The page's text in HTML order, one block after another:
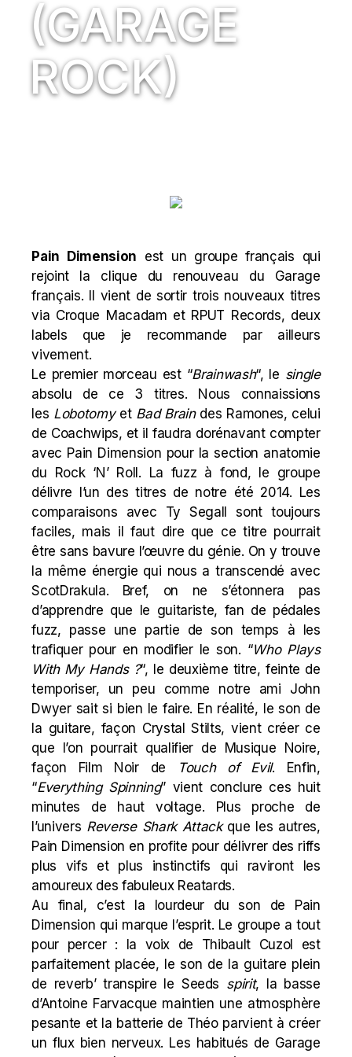
(GARAGE
ROCK)
Pain Dimension est un groupe français qui
rejoint la clique du renouveau du Garage
français. Il vient de sortir trois nouveaux titres
via Croque Macadam et RPUT Records, deux
labels que je recommande par ailleurs
vivement.
Le premier morceau est “Brainwash“, le single
absolu de ce 3 titres. Nous connaissions
les Lobotomyet Bad Braindes Ramones, celui
de Coachwips, et il faudra dorénavant compter
avec Pain Dimension pour la section anatomie
du Rock ‘N’ Roll. La fuzz à fond, le groupe
délivre l’un des titres de notre été 2014. Les
comparaisons avec Ty Segall sont toujours
faciles, mais il faut dire que ce titre pourrait
être sans bavure l’œuvre du génie. On y trouve
la même énergie qui nous a transcendé avec
ScotDrakula. Bref, on ne s’étonnera pas
d’apprendre que le guitariste, fan de pédales
fuzz, passe une partie de son temps à les
trafiquer pour en modifier le son. “Who Plays
With My Hands ?“, le deuxième titre, feinte de
temporiser, un peu comme notre ami John
Dwyer sait si bien le faire. En réalité, le son de
la guitare, façon Crystal Stilts, vient créer ce
que l’on pourrait qualifier de Musique Noire,
façon Film Noir de
Touchof Evil. Enfin,
“Everything Spinning” vient conclure ces huit
minutes de haut voltage. Plus proche de
l’univers ReverseShark Attackque les autres,
Pain Dimension en profite pour délivrer des riffs
plus vifs et plus instinctifs qui raviront les
amoureux des fabuleux Reatards.
Au final, c’est la lourdeur du son de Pain
Dimension qui marque l’esprit. Le groupe a tout
pour percer : la voix de Thibault Cuzol est
parfaitement placée, le son de la guitare plein
de reverb’ transpire le Seeds spirit, la basse
d’Antoine Farvacque maintien une atmosphère
pesante et la batterie de Théo parvient à créer
un flux bien nerveux. Les habitués de Garage